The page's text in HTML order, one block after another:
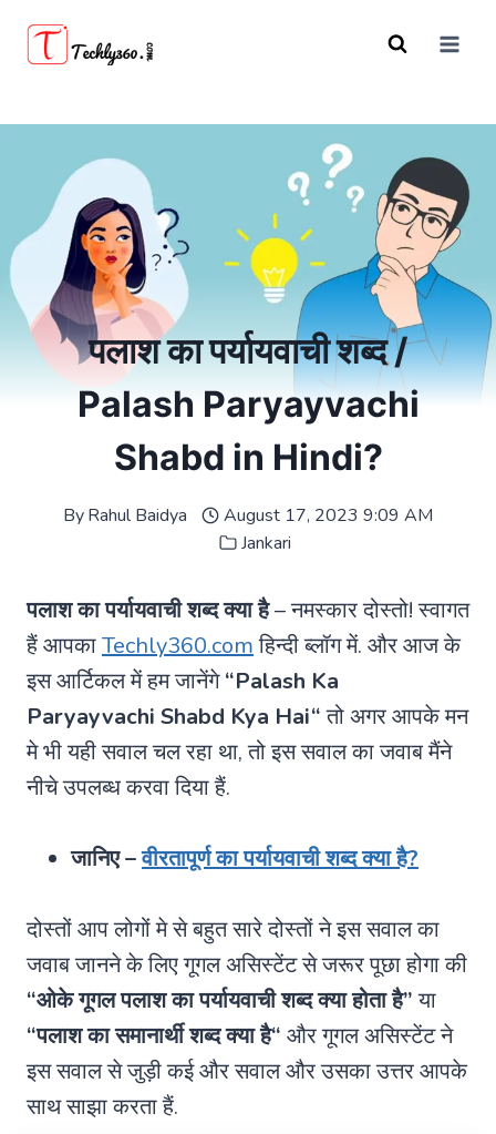
पलाश का पर्यायवाची शब्द /
Palash Paryayvachi
Shabd in Hindi?
ByRahul Baidya
August 17, 2023 9:09 AM
Jankari
पलाश का पर्यायवाची शब्द क्या है– नमस्कार दोस्तो! स्वागत
हैं आपकाTechly360.comहिन्दी ब्लॉग में. और आज के
इस आर्टिकल में हम जानेंगे“Palash Ka
Paryayvachi Shabd Kya Hai“तो अगर आपके मन
मे भी यही सवाल चल रहा था, तो इस सवाल का जवाब मैंने
नीचे उपलब्ध करवा दिया हैं.
जानिए –वीरतापूर्ण का पर्यायवाची शब्द क्या है?
दोस्तों आप लोगों मे से बहुत सारे दोस्तों ने इस सवाल का
जवाब जानने के लिए गूगल असिस्टेंट से जरूर पूछा होगा की
“ओके गूगल पलाश का पर्यायवाची शब्द क्या होता है”या
“पलाश का समानार्थी शब्द क्या है“ और गूगल असिस्टेंट ने
इस सवाल से जुड़ी कई और सवाल और उसका उत्तर आपके
साथ साझा करता हैं.